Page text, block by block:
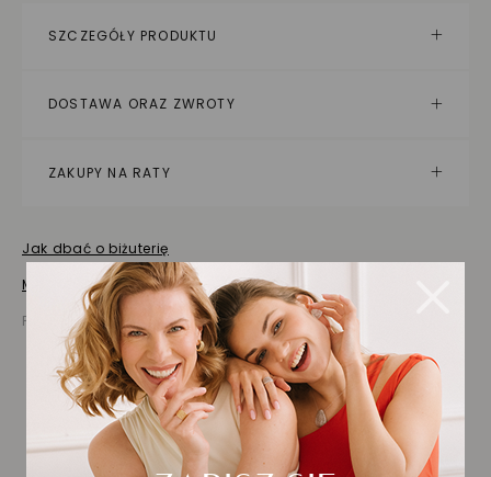
SZCZEGÓŁY PRODUKTU
DOSTAWA ORAZ ZWROTY
ZAKUPY NA RATY
Jak dbać o biżuterię
Masz pytania? Zapytaj!
Prezentowana cena jest ceną brutto